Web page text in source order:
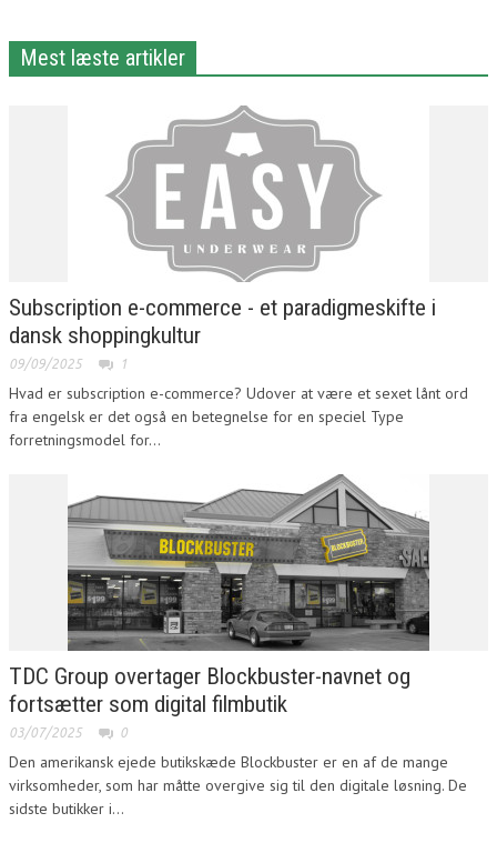
Mest læste artikler
Subscription e-commerce - et paradigmeskifte i
dansk shoppingkultur
09/09/2025 1
Hvad er subscription e-commerce? Udover at være et sexet lånt ord
fra engelsk er det også en betegnelse for en speciel Type
forretningsmodel for...
TDC Group overtager Blockbuster-navnet og
fortsætter som digital filmbutik
03/07/2025 0
Den amerikansk ejede butikskæde Blockbuster er en af de mange
virksomheder, som har måtte overgive sig til den digitale løsning. De
sidste butikker i...